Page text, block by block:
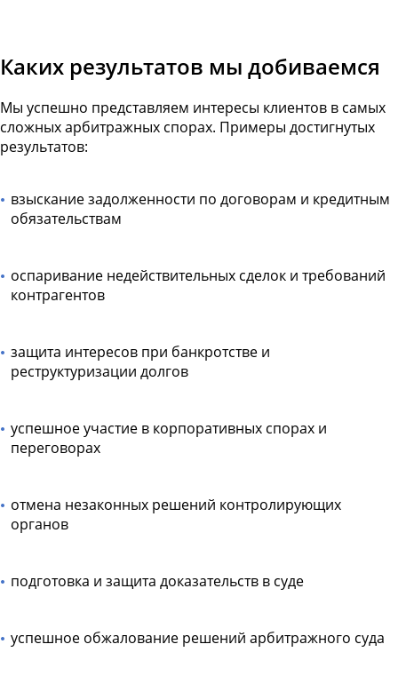
Каких результатов мы добиваемся
Мы успешно представляем интересы клиентов в самых
сложных арбитражных спорах. Примеры достигнутых
результатов:
взыскание задолженности по договорам и кредитным
обязательствам
оспаривание недействительных сделок и требований
контрагентов
защита интересов при банкротстве и
реструктуризации долгов
успешное участие в корпоративных спорах и
переговорах
отмена незаконных решений контролирующих
органов
подготовка и защита доказательств в суде
успешное обжалование решений арбитражного суда